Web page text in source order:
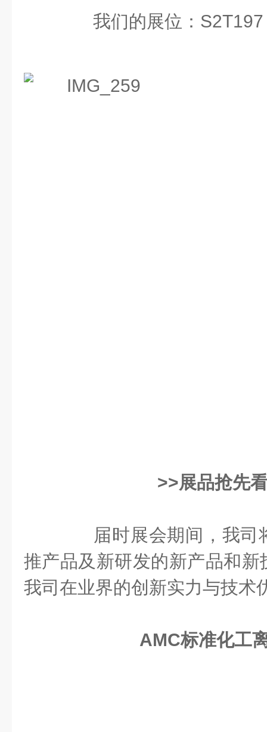
我们的展位：S2T197
>>展品抢先
届时展会期间，我司
推产品及新研发的新产品和
我司在业界的创新实力与技术
AMC标准化工